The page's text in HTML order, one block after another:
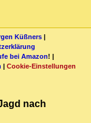
Küßners |
bei Amazon! |
| Cookie-Einstellungen
nach